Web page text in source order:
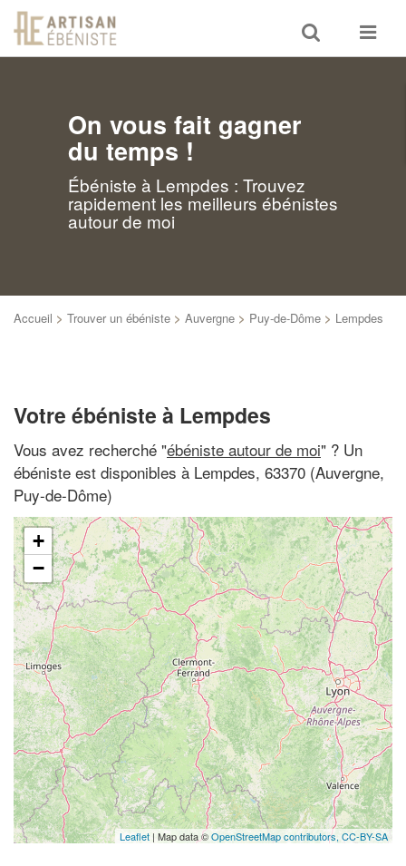
Toggle
search
Toggle
On vous fait gagner
du temps !
Ébéniste à Lempdes : Trouvez
rapidement les meilleurs ébénistes
autour de moi
Accueil > Trouver un ébéniste > Auvergne > Puy-de-Dôme > Lempdes
Votre ébéniste à Lempdes
Vous avez recherché "ébéniste autour de moi" ? Un
ébéniste est disponibles à Lempdes, 63370 (Auvergne,
Puy-de-Dôme)
+
−
Leaflet | Map data ©OpenStreetMap contributors, CC-BY-SA